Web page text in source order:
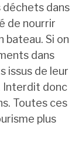
déchets dans
de nourrir
bateau. Si on
dans
issus de leur
Interdit donc
Toutes ces
plus